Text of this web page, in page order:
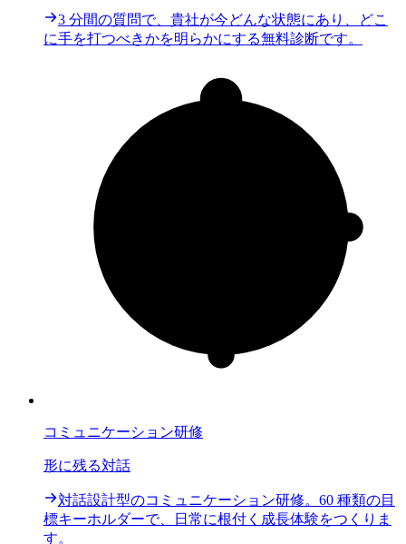
3 分間の質問で、貴社が今どんな状態にあり、どこ
に手を打つべきかを明らかにする無料診断です。
コミュニケーション研修
形に残る対話
対話設計型のコミュニケーション研修。60 種類の目
標キーホルダーで、日常に根付く成長体験をつくりま
す。